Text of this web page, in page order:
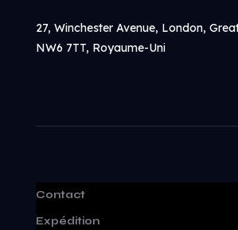
27, Winchester Avenue, London,
NW6 7TT, Royaume-Uni
Contact
Expédition